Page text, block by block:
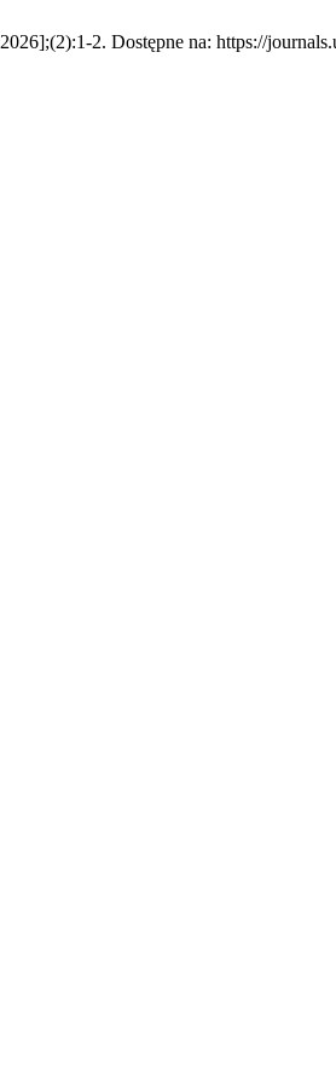
2. Dostępne na: https://